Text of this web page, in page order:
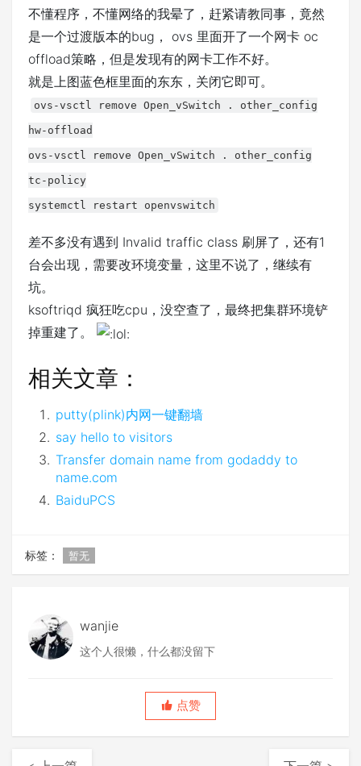
不懂程序，不懂网络的我晕了，赶紧请教同事，竟然
是一个过渡版本的bug， ovs 里面开了一个网卡 oc
offload策略，但是发现有的网卡工作不好。
就是上图蓝色框里面的东东，关闭它即可。
ovs-vsctl remove Open_vSwitch . other_config
hw-offload
ovs-vsctl remove Open_vSwitch . other_config
tc-policy
systemctl restart openvswitch
差不多没有遇到 Invalid traffic class 刷屏了，还有1
台会出现，需要改环境变量，这里不说了，继续有
坑。
ksoftriqd 疯狂吃cpu，没空查了，最终把集群环境铲
掉重建了。
相关文章：
putty(plink)内网一键翻墙
say hello to visitors
Transfer domain name from godaddy to
name.com
BaiduPCS
标签： 暂无
wanjie
这个人很懒，什么都没留下
点赞